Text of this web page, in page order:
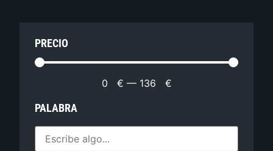
PRECIO
0 € — 136 €
PALABRA